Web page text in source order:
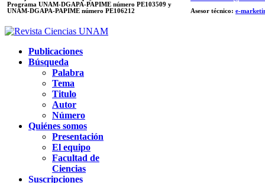
Programa UNAM-DGAPA-PAPIME número PE103509 y
UNAM-DGAPA-PAPIME número PE106212
Asesor técnico: e-
Publicaciones
Búsqueda
Palabra
Tema
Titulo
Autor
Número
Quiénes somos
Presentación
El equipo
Facultad de
Ciencias
Suscripciones